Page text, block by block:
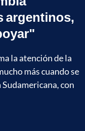
argentinos,
la atención de la
más cuando se
con